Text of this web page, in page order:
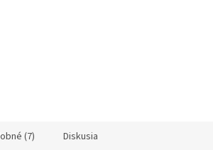
(7) Diskusia